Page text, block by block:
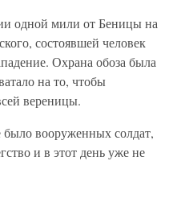
одной мили от Беницы на
состоявшей человек
Охрана обоза была
на то, чтобы
вереницы.
было вооруженных солдат,
и в этот день уже не